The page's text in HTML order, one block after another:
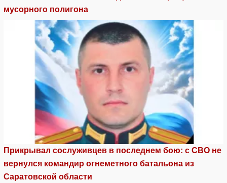
мусорного полигона
Прикрывал сослуживцев в последнем бою: с СВО не
вернулся командир огнеметного батальона из
Саратовской области